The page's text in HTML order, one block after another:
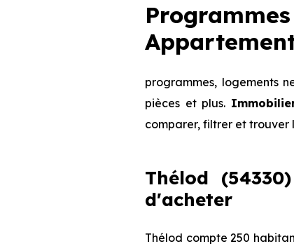
programmes, logements
pièces et plus.
comparer, filtrer et trouver
Thélod
d'acheter
Thélod compte 250